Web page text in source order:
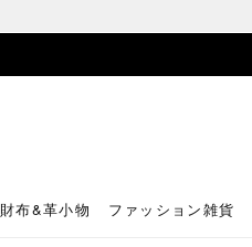
財布&革小物 ファッション雑貨